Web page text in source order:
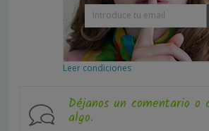
Leer condiciones
Déjanos un comentario o
algo.